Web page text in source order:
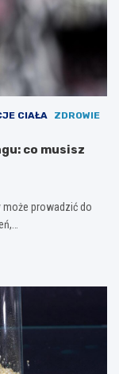
CIAŁA
ZDROWIE
co musisz
może prowadzić do